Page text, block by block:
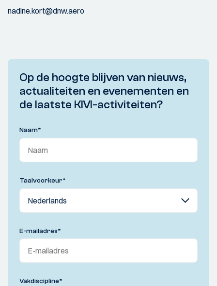
nadine.kort@dnw.aero
Op de hoogte blijven van nieuws,
actualiteiten en evenementen en
de laatste KIVI-activiteiten?
Naam*
Taalvoorkeur*
E-mailadres*
Vakdiscipline*